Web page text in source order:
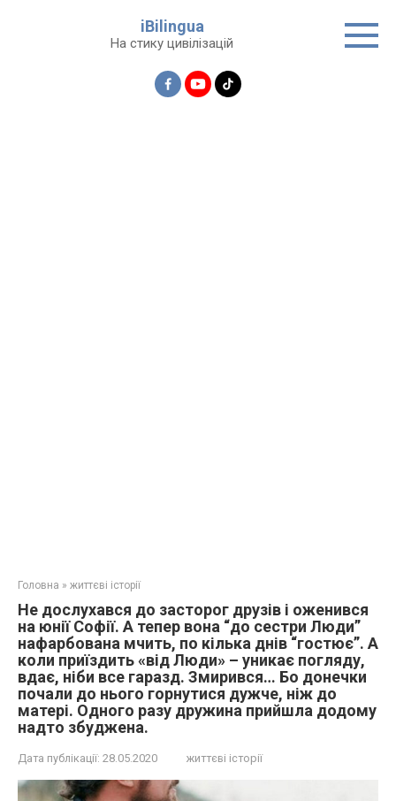
iBilingua
На стику цивілізацій
Головна » життєві історії
Не дослухався до засторог друзів і оженився
на юнії Софії. А тепер вона “до сестри Люди”
нафарбована мчить, по кілька днів “гостює”. А
коли приїздить «від Люди» – уникає погляду,
вдає, ніби все гаразд. Змирився… Бо донечки
почали до нього горнутися дужче, ніж до
матері. Одного разу дружина прийшла додому
надто збуджена.
Дата публікації: 28.05.2020 життєві історії